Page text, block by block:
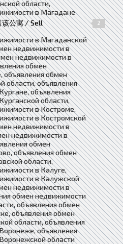
области,
в Магадане
该公寓 / Sell
2
в Магаданской
недвижимости в
недвижимости в
обмен
объявления обмен
области, объявления
объявления
области,
в Костроме,
в Костромской
недвижимости в
недвижимости в
обмен
объявления обмен
области,
в Калуге,
в Калужской
недвижимости в
обмен недвижимости
объявления обмен
объявления обмен
области, объявления
объявления
области